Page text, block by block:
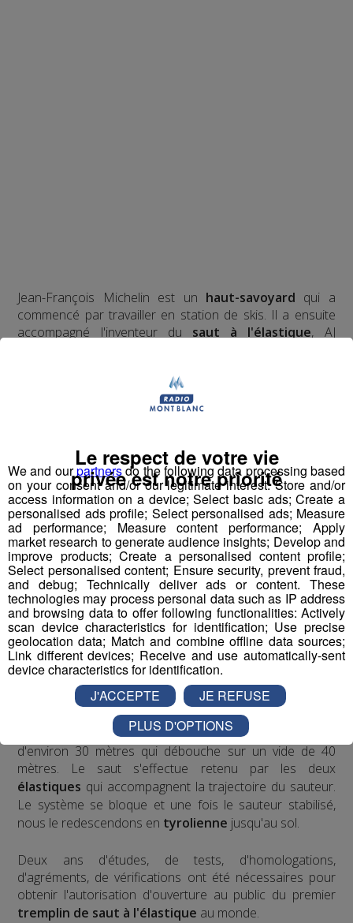
Jean-François Michelin est un haut-savoyard qui a
commencé par travailler en station de skis. Il a ensuite
accompagné l'inventeur du saut à l'élastique, AJ
tremplin de saut à l'élastique
en 2009.
Bun J Rideest inspiré de la prononciation
anglaise dusaut à l'élastique("bungee" ou "bungy")
auquel s'ajoute le "ride" du mouvement et de la liberté,
avec au milieu le "J" de Jeff, son inventeur.
Écoutez l'interview de son créateur ⬇
mp3
Vous l'avez compris, le Bun J Ridecombine les
techniques dusaut de tremplin, dusaut à l'élastique
et de latyrolienne. Le sauteur est équipé à la taille d'un
harnais relié, de chaque côté, à deux
élastiques
. Placé en haut dutremplinsur l'accessoire
d'envol de son choix, le sauteur effectue une prise d'élan
d'environ 30 mètres qui débouche sur un vide de 40
mètres. Le saut s'effectue retenu par les deux
élastiques qui accompagnent la trajectoire du sauteur.
Le système se bloque et une fois le sauteur stabilisé,
nous le redescendons en tyrolienne jusqu'au sol.
​Deux ans d'études, de tests, d'homologations,
d'agréments, de vérifications ont été nécessaires pour
obtenir l'autorisation d'ouverture au public du premier
tremplin de saut à l'élastique au monde.
We and ourpartnersdo the following data processing based
on your consent and/or our legitimate interest: Store and/or
access information on a device; Select basic ads; Create a
personalised ads profile; Select personalised ads; Measure
ad performance; Measure content performance; Apply
market research to generate audience insights; Develop and
improve products; Create a personalised content profile;
Select personalised content; Ensure security, prevent fraud,
and debug; Technically deliver ads or content. These
technologies may process personal data such as IP address
and browsing data to offer following functionalities: Actively
scan device characteristics for identification; Use precise
geolocation data; Match and combine offline data sources;
Link different devices; Receive and use automatically-sent
device characteristics for identification.
Le respect de votre vie
privée est notre priorité
J'ACCEPTE
JE REFUSE
PLUS D'OPTIONS